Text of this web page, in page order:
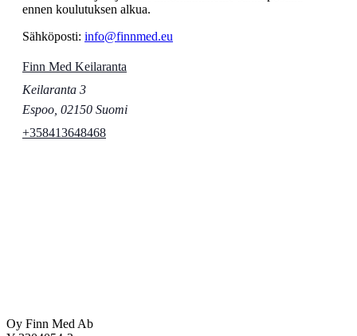
ennen koulutuksen alkua.
Sähköposti: info@finnmed.eu
Finn Med Keilaranta
Keilaranta 3
Espoo 02150 Suomi
+358413648468
Oy Finn Med Ab